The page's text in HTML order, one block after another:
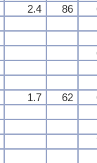
2.4 86
1.7 62